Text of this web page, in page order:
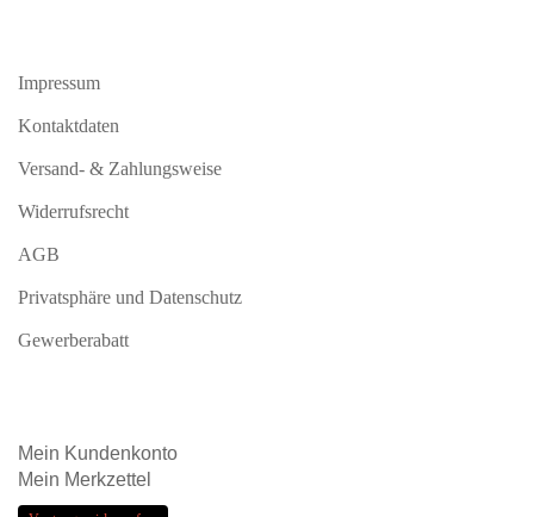
Impressum
Kontaktdaten
Versand- & Zahlungsweise
Widerrufsrecht
AGB
Privatsphäre und Datenschutz
Gewerberabatt
Mein Kundenkonto
Mein Merkzettel